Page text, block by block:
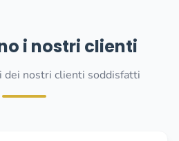
i nostri clienti
dei nostri clienti soddisfatti